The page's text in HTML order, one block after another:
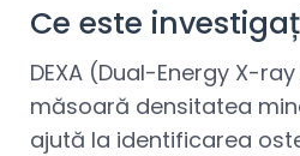
Ce este
DEXA (Dual-Energy X-
măsoară densitatea
ajută la identificarea